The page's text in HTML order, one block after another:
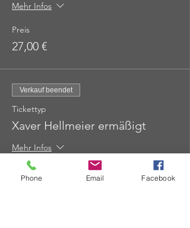
Mehr Infos
Preis
27,00 €
Verkauf beendet
Tickettyp
Xaver Hellmeier ermäßigt
Mehr Infos
Preis
Phone Email Facebook